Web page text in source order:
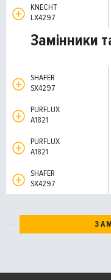
KNECHT
LX4297
Замінники
SHAFER
SX4297
PURFLUX
A1821
PURFLUX
A1821
SHAFER
SX4297